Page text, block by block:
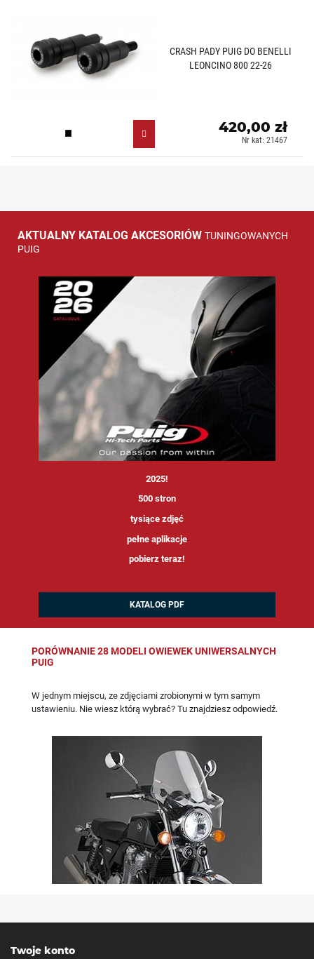
CRASH PADY PUIG DO BENELLI
LEONCINO 800 22-26
Czarny (N)
420,00 zł
Nr kat: 21467
AKTUALNY KATALOG AKCESORIÓW TUNINGOWANYCH
PUIG
2025!
500 stron
tysiące zdjęć
pełne aplikacje
pobierz teraz!
KATALOG PDF
PORÓWNANIE 28 MODELI OWIEWEK UNIWERSALNYCH
PUIG
W jednym miejscu, ze zdjęciami zrobionymi w tym samym
ustawieniu. Nie wiesz którą wybrać? Tu znajdziesz odpowiedź.
Twoje konto